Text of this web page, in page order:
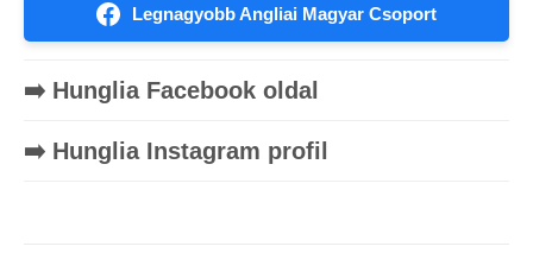
Legnagyobb Angliai Magyar Csoport
➡️ Hunglia Facebook oldal
➡️ Hunglia Instagram profil